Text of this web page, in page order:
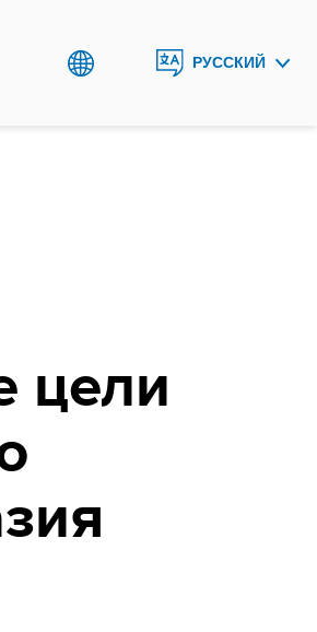
РУССКИЙ
цели